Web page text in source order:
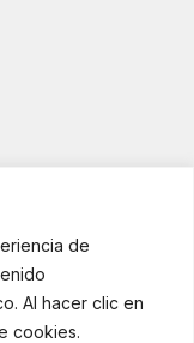
de
Al hacer clic en
cookies.